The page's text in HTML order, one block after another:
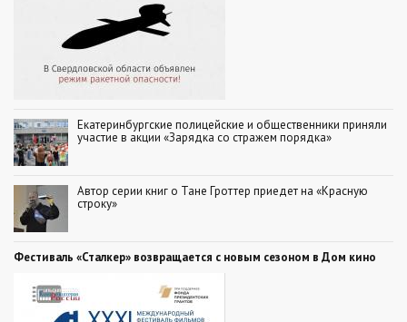
Екатеринбургские полицейские и общественники приняли
участие в акции «Зарядка со стражем порядка»
Автор серии книг о Тане Гроттер приедет на «Красную
строку»
Фестиваль «Сталкер» возвращается с новым сезоном в Дом кино